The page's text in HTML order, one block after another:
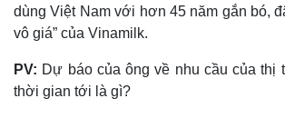
dùng Việt Nam với hơn 45 năm gắn bó,
vô giá” của Vinamilk.
PV: Dự báo của ông về nhu cầu của thị
thời gian tới là gì?